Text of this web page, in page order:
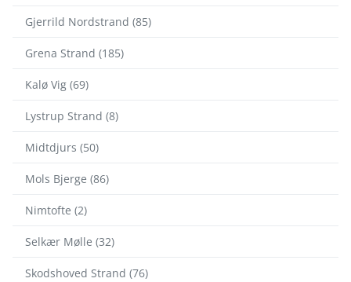
Gjerrild Nordstrand (85)
Grena Strand (185)
Kalø Vig (69)
Lystrup Strand (8)
Midtdjurs (50)
Mols Bjerge (86)
Nimtofte (2)
Selkær Mølle (32)
Skodshoved Strand (76)